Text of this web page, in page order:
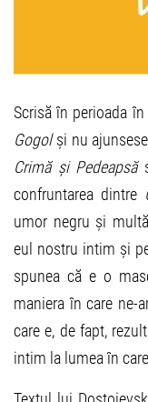
Scrisă în perioada
Gogolși nu
Crimă și Pedeapsă
confruntarea dintre
umor negru și
eul nostru intim și
spunea că e o
maniera în care ne-
care e, de fapt,
intim la lumea în